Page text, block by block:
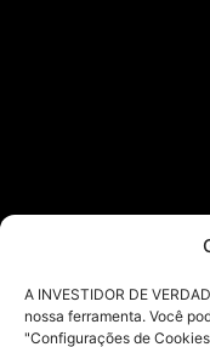
A INVESTIDOR DE
nossa ferramenta. Você
"Configurações de